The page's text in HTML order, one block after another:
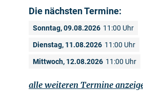
Die nächsten Termine:
Sonntag, 09.08.2026 11:00 Uhr
Dienstag, 11.08.2026 11:00 Uhr
Mittwoch, 12.08.2026 11:00 Uhr
alle weiteren Termine